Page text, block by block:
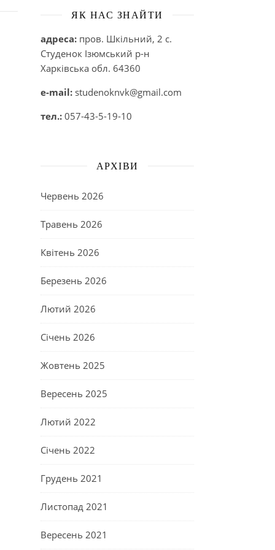
ЯК НАС ЗНАЙТИ
адреса: пров. Шкільний, 2 с.
Студенок Ізюмський р-н
Харківська обл. 64360
e-mail: studenoknvk@gmail.com
тел.: 057-43-5-19-10
АРХІВИ
Червень 2026
Травень 2026
Квітень 2026
Березень 2026
Лютий 2026
Січень 2026
Жовтень 2025
Вересень 2025
Лютий 2022
Січень 2022
Грудень 2021
Листопад 2021
Вересень 2021